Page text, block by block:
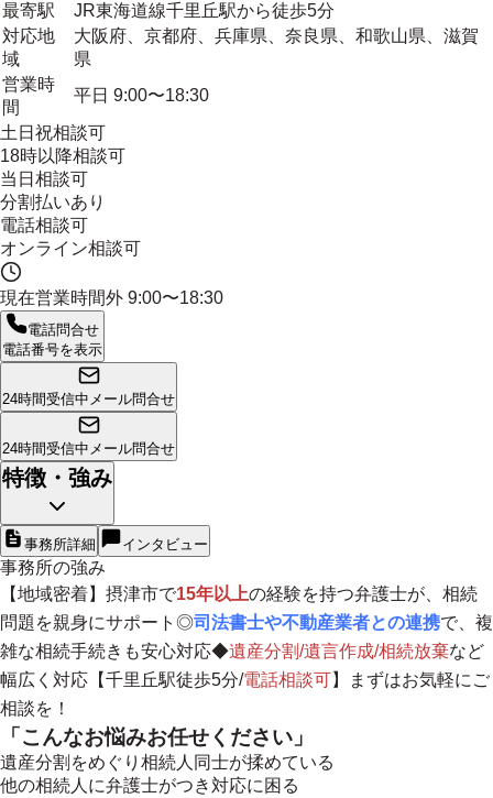
最寄駅
JR東海道線千里丘駅から徒歩5分
対応地
域
大阪府、京都府、兵庫県、奈良県、和歌山県、滋賀
県
営業時
間
平日 9:00〜18:30
土日祝相談可
18時以降相談可
当日相談可
分割払いあり
電話相談可
オンライン相談可
現在営業時間外 9:00〜18:30
電話問合せ
電話番号を表示
24時間受信中 メール問合せ
24時間受信中 メール問合せ
特徴・強み
事務所詳細 インタビュー
事務所の強み
【地域密着】摂津市で15年以上の経験を持つ弁護士が、相続
問題を親身にサポート◎司法書士や不動産業者との連携で、複
雑な相続手続きも安心対応◆遺産分割/遺言作成/相続放棄など
幅広く対応【千里丘駅徒歩5分/電話相談可】まずはお気軽にご
相談を！
「こんなお悩みお任せください」
遺産分割をめぐり相続人同士が揉めている
他の相続人に弁護士がつき対応に困る